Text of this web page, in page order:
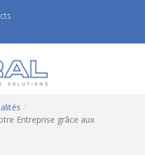
Entreprise grâce aux